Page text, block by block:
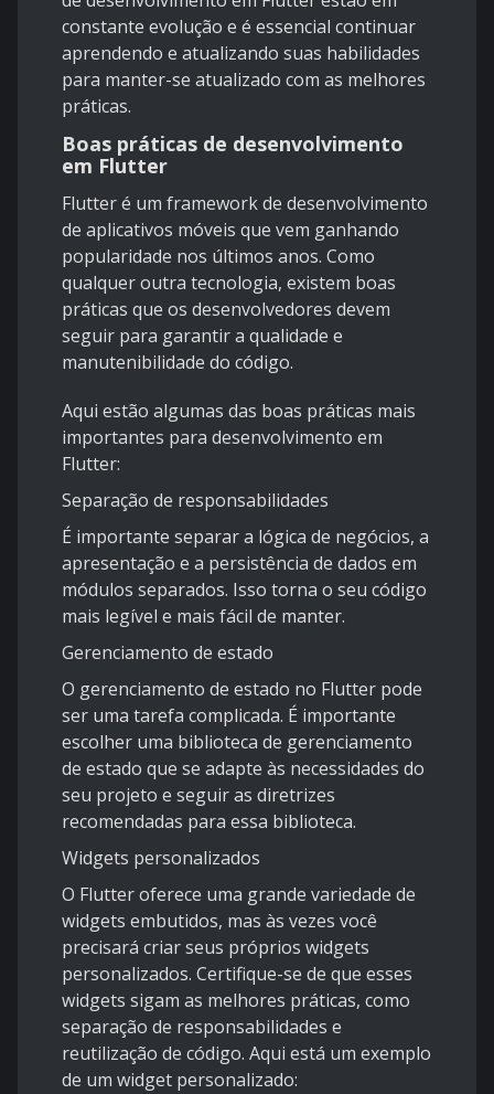
constante evolução e é essencial continuar
aprendendo e atualizando suas habilidades
para manter-se atualizado com as melhores
práticas.
Boas práticas de desenvolvimento
em Flutter
Flutter é um framework de desenvolvimento
de aplicativos móveis que vem ganhando
popularidade nos últimos anos. Como
qualquer outra tecnologia, existem boas
práticas que os desenvolvedores devem
seguir para garantir a qualidade e
manutenibilidade do código.
Aqui estão algumas das boas práticas mais
importantes para desenvolvimento em
Flutter:
Separação de responsabilidades
É importante separar a lógica de negócios, a
apresentação e a persistência de dados em
módulos separados. Isso torna o seu código
mais legível e mais fácil de manter.
Gerenciamento de estado
O gerenciamento de estado no Flutter pode
ser uma tarefa complicada. É importante
escolher uma biblioteca de gerenciamento
de estado que se adapte às necessidades do
seu projeto e seguir as diretrizes
recomendadas para essa biblioteca.
Widgets personalizados
O Flutter oferece uma grande variedade de
widgets embutidos, mas às vezes você
precisará criar seus próprios widgets
personalizados. Certifique-se de que esses
widgets sigam as melhores práticas, como
separação de responsabilidades e
reutilização de código. Aqui está um exemplo
de um widget personalizado: